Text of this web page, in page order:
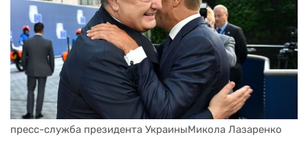
пресс-служба президента УкраиныМикола Лазаренко